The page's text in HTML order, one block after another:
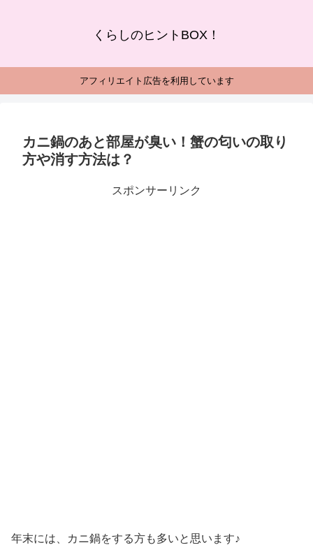
くらしのヒントBOX！
アフィリエイト広告を利用しています
カニ鍋のあと部屋が臭い！蟹の匂いの取り
方や消す方法は？
スポンサーリンク
年末には、カニ鍋をする方も多いと思います♪